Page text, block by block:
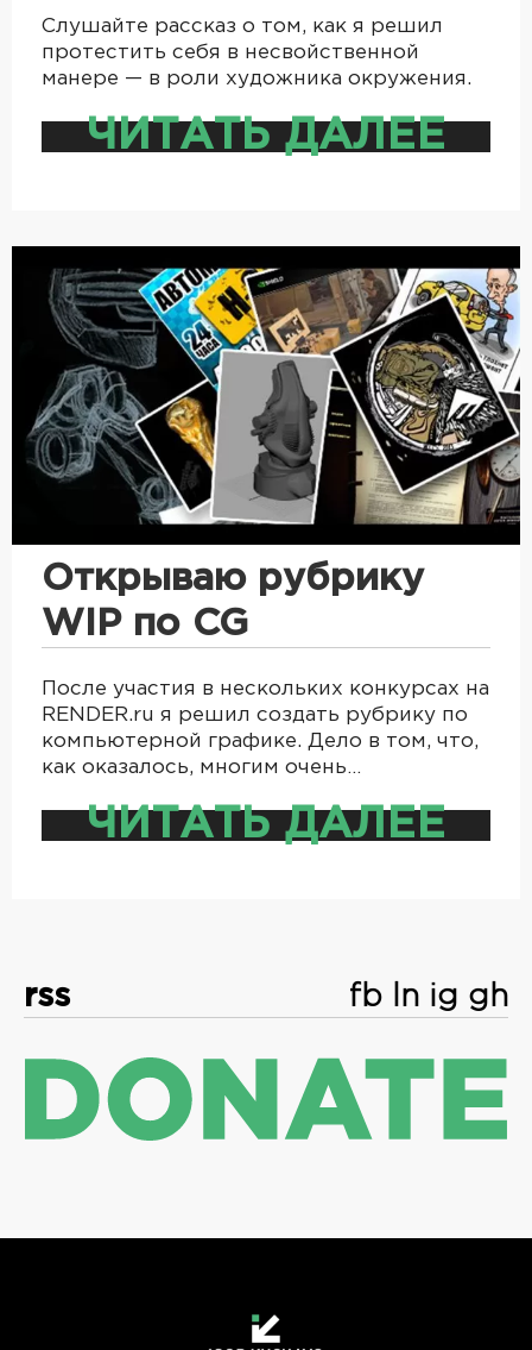
Слушайте рассказ о том, как я решил
протестить себя в несвойственной
манере — в роли художника окружения.
ЧИТАТЬ ДАЛЕЕ
Открываю рубрику
WIP по CG
После участия в нескольких конкурсах на
RENDER.ru я решил создать рубрику по
компьютерной графике. Дело в том, что,
как оказалось, многим очень…
ЧИТАТЬ ДАЛЕЕ
rss fb ln ig gh